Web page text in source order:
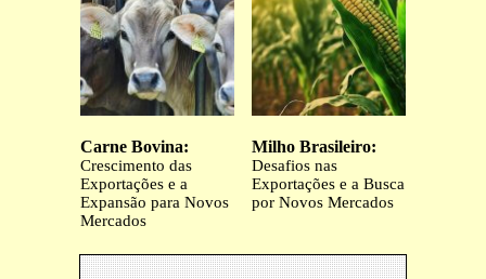
Carne Bovina:
Crescimento das
Exportações e a
Expansão para Novos
Mercados
Milho Brasileiro:
Desafios nas
Exportações e a Busca
por Novos Mercados